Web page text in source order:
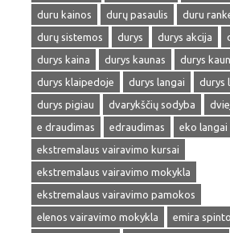
duru kainos
durų pasaulis
duru
durų sistemos
durys durys akcija
durys kaina
durys kaunas durys
durys klaipedoje
durys langai
durys
durys pigiau
dvarykščių sodyba
e draudimas
edraudimas
eko langai
ekstremalaus vairavimo kursai
ekstremalaus vairavimo mokykla
ekstremalaus vairavimo pamokos
elenos vairavimo mokykla
emira